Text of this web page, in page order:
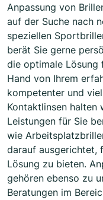
Anpassung von
auf der Suche nach
speziellen
berät Sie gerne
die optimale Lösung
Hand von Ihrem
kompetenter und
Kontaktlinsen halten
Leistungen für Sie
wie
darauf ausgerichtet,
Lösung zu bieten.
gehören ebenso zu
Beratungen im